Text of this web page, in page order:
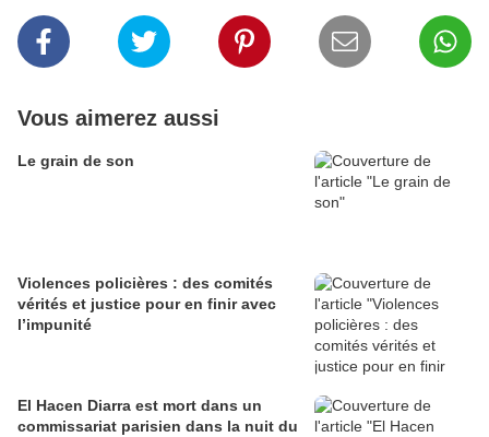
Vous aimerez aussi
Le grain de son
Violences policières : des comités
vérités et justice pour en finir avec
l’impunité
El Hacen Diarra est mort dans un
commissariat parisien dans la nuit du